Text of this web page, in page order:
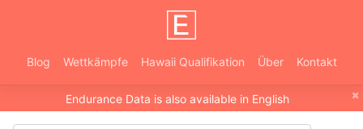
Blog Wettkämpfe Hawaii Qualifikation Über Kontakt
×
Endurance Data is also available in English